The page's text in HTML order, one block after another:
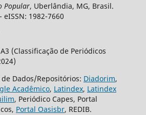
Popular, Uberlândia, MG, Brasil.
eISSN: 1982-7660
(Classificação de Periódicos
Dados/Repositórios: Diadorim,
Acadêmico, Latindex, Latindex
, Periódico Capes, Portal
Portal Oasisbr, REDIB.